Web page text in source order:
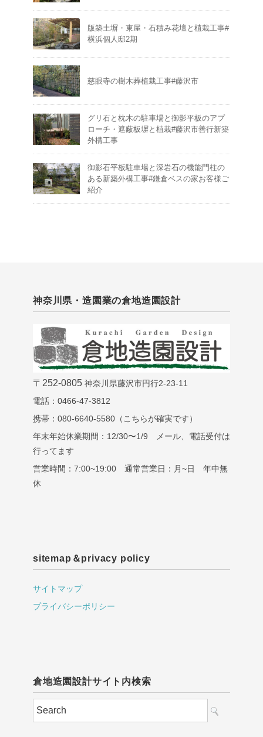
版築土塀・東屋・石積み花壇と植栽工事#
横浜個人邸2期
慈眼寺の樹木葬植栽工事#藤沢市
グリ石と枕木の駐車場と御影平板のアプ
ローチ・遮蔽板塀と植栽#藤沢市善行新築
外構工事
御影石平板駐車場と深岩石の機能門柱の
ある新築外構工事#鎌倉ベスの家お客様ご
紹介
神奈川県・造園業の倉地造園設計
〒252-0805 神奈川県藤沢市円行2-23-11
電話：0466-47-3812
携帯：080-6640-5580（こちらが確実です）
年末年始休業期間：12/30〜1/9 メール、電話受付は
行ってます
営業時間：7:00~19:00 通常営業日：月~日 年中無
休
sitemap＆privacy policy
サイトマップ
プライバシーポリシー
倉地造園設計サイト内検索